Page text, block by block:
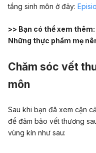
tầng sinh môn ở đây:
>> Bạn có thể xem thêm:
Những thực phẩm mẹ
Chăm sóc vết
môn
Sau khi bạn đã xem cận
để đảm bảo vết thương
vùng kín như sau: